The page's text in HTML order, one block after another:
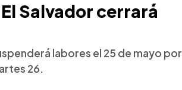
Salvador cerrará
labores el 25 de mayo por
26.